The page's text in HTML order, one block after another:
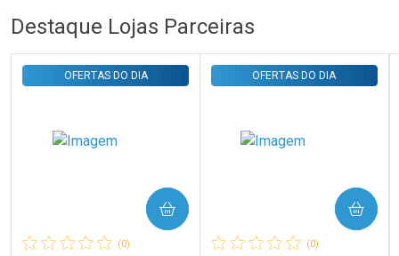
FECHAR
Laboratório
FECHAR
Por Menos Por Menos
Destaque Lojas Parceiras
(0)
OFERTAS DO DIA
COMPRAR
(0)
OFERTAS DO DIA
COMPRAR